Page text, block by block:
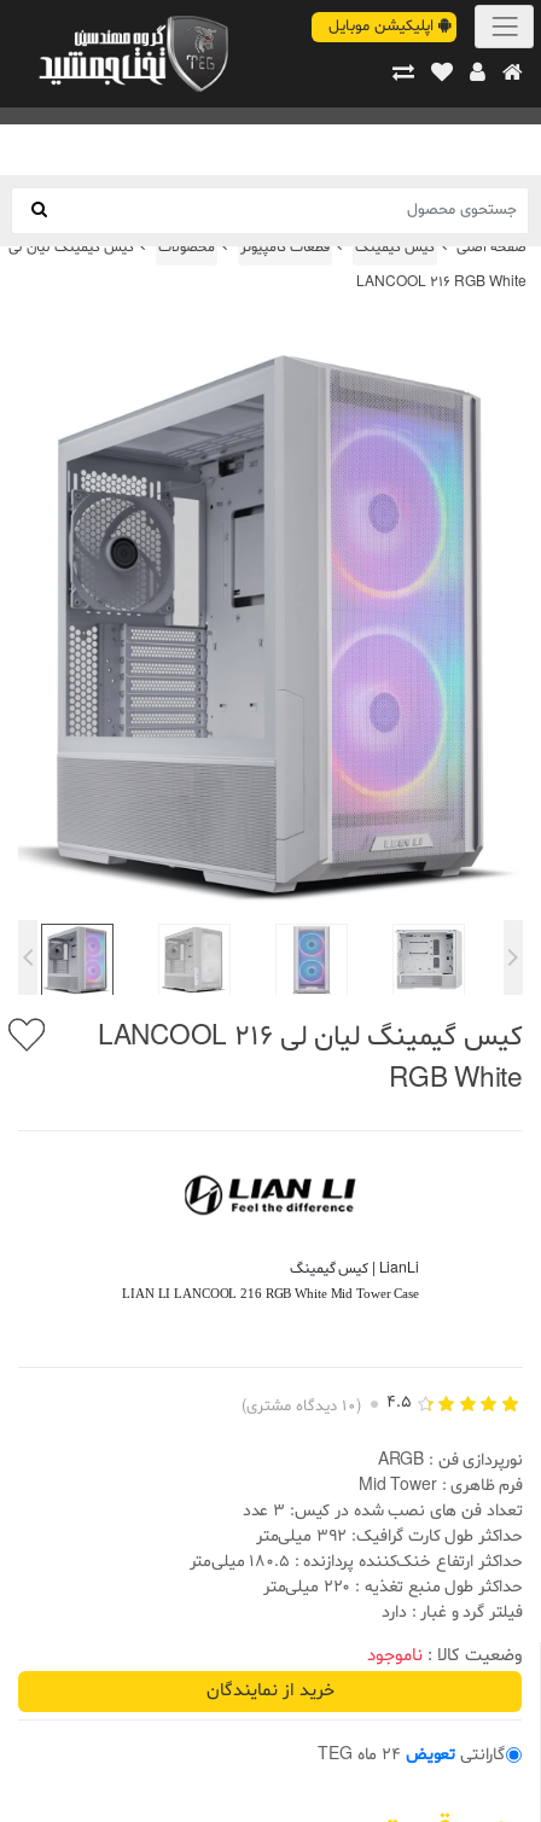
اپلیکیشن موبایل
صفحه اصلی محصولات قطعات کامپیوتر کیس گیمینگ
کیس گیمینگ لیان لی
LANCOOL 216 RGB White
کیس گیمینگ لیان لی LANCOOL 216
RGB White
LianLi | کیس گیمینگ
LIAN LI LANCOOL 216 RGB White Mid Tower Case
براساس
امتیاز
مشتری
4.5
(
10 دیدگاه مشتری)
نورپردازی فن : ARGB
فرم ظاهری :Mid Tower
تعداد فن های نصب شده در کیس: 3 عدد
حداکثر طول کارت گرافیک: 392 میلی‌متر
حداکثر ارتفاع خنک‌کننده پردازنده : 180.5 میلی‌متر
حداکثر طول منبع تغذیه : 220 میلی‌متر
فیلتر گرد و غبار : دارد
وضعیت کالا : ناموجود
خرید از نمایندگان
گارانتی تعویض